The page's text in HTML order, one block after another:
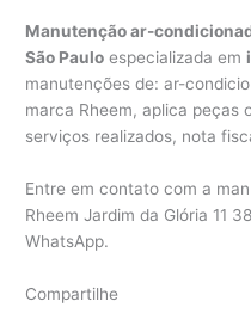
Manutenção ar-
São Paulo especializada em
manutenções de: ar-
marca Rheem, aplica peças
serviços realizados, nota
Entre em contato com a
Rheem Jardim da Glória 11
WhatsApp.
Compartilhe